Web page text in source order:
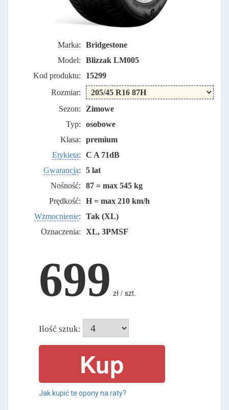
Marka:
Bridgestone
Model:
Blizzak LM005
Kod produktu:
15299
Rozmiar:
Sezon:
Zimowe
Typ:
osobowe
Klasa:
premium
Etykieta:
C A 71dB
Gwarancja:
5 lat
Nośność:
87 = max 545 kg
Prędkość:
H = max 210 km/h
Wzmocnienie:
Tak (XL)
Oznaczenia:
XL, 3PMSF
699 zł / szt.
Ilość sztuk:
Jak kupić te opony na raty?